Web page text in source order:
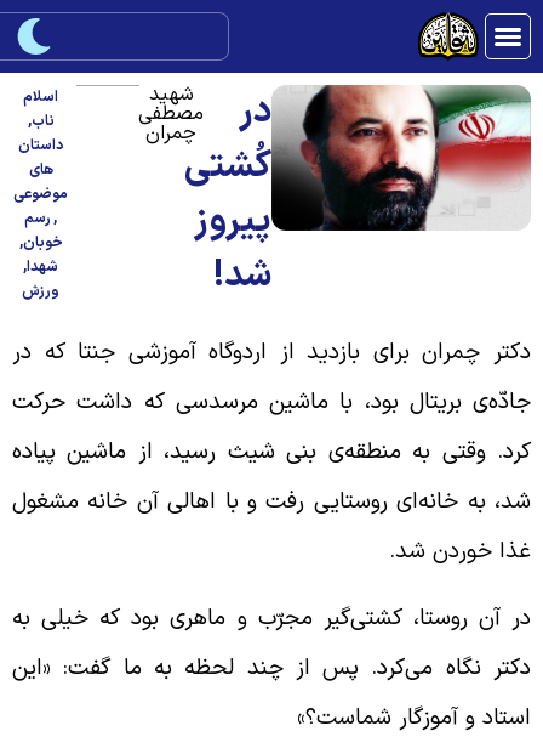
در
کُشتی
پیروز
شد!
شهید
مصطفی
چمران
اسلام
ناب,
داستان
های
موضوعی
رسم
خوبان,
شهدا,
ورزش
چمران برای بازدید از اردوگاه آموزشی جنتا که در
بریتال بود، با ماشین مرسدسی که داشت حرکت
وقتی به منطقه‌ی بنی شیث رسید، از ماشین پیاده
به خانه‌ای روستایی رفت و با اهالی آن خانه مشغول
خوردن شد.
آن روستا، کشتی‌گیر مجرّب و ماهری بود که خیلی به
نگاه می‌کرد. پس از چند لحظه به ما گفت: «این
و آموزگار شماست؟»